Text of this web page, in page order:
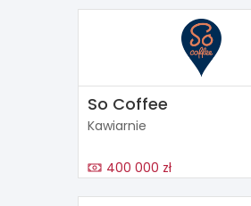
So Coffee
Kawiarnie
400 000 zł